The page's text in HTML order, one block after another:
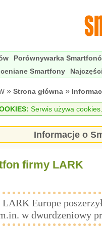
Porównywarka
Smartfony
» Strona główna »
Serwis używa
Informacje o
firmy LARK
Europe
w dwurdzeniowy